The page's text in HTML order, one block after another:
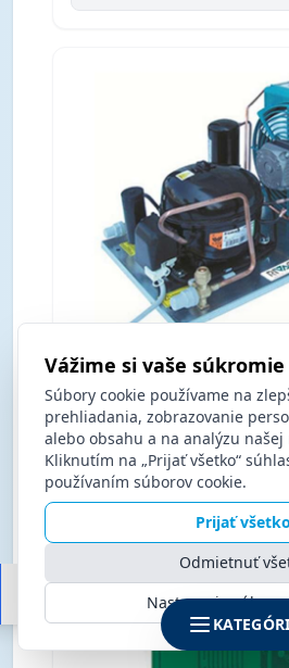
HU034Z1151 Rivacold
Nákup po
Vážime si vaše súkromie
Súbory cookie používame na
prehliadania, zobrazovanie
alebo obsahu a na analýzu našej
Kliknutím na „Prijať všetko“
používaním súborov cookie.
Prijať všetko
Odmietnuť
Nastavenia